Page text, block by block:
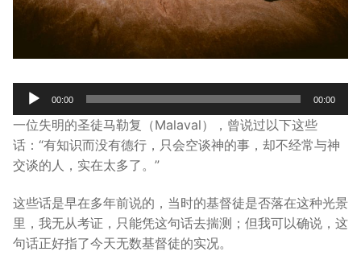
宣教事工
关于我们
Audio
Player
00:00 00:00
一位失明的圣徒马勒复（Malaval），曾说过以下这些
话：“有知识而没有德行，只会空谈神的事，却不经常与神
交谈的人，实在太多了。”
这些话是早在多年前说的，当时的基督徒是否落在这种光景
里，我无从考证，只能凭这句话去揣测；但我可以确说，这
句话正好指了今天无数基督徒的实况。